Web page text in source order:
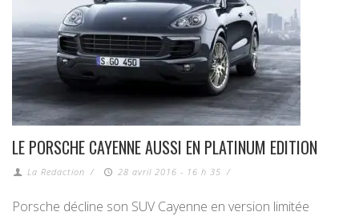
LE PORSCHE CAYENNE AUSSI EN PLATINUM EDITION
La Redaction / 28 avril 2016 - 16 h 35 /
Porsche décline son SUV Cayenne en version limitée